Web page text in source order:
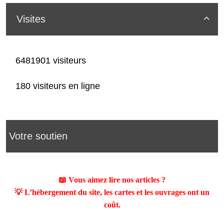

Visites
6481901 visiteurs
180 visiteurs en ligne
Votre soutien
📖 Vous aimez lire nos articles ?
💡 L’hébergement du site, les cartes et les ouvrages ont un
coût.